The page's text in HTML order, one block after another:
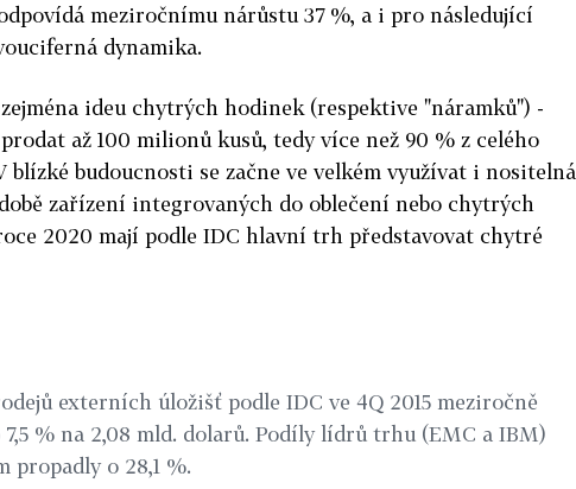
meziročnímu nárůstu 37 %, a i pro následující
dynamika.
ideu chytrých hodinek (respektive "náramků") -
až 100 milionů kusů, tedy více než 90 % z celého
blízké budoucnosti se začne ve velkém využívat i nositelná
zařízení integrovaných do oblečení nebo chytrých
2020 mají podle IDC hlavní trh představovat chytré
externích úložišť podle IDC ve 4Q 2015 meziročně
7,5 % na 2,08 mld. dolarů. Podíly lídrů trhu (EMC a IBM)
propadly o 28,1 %.